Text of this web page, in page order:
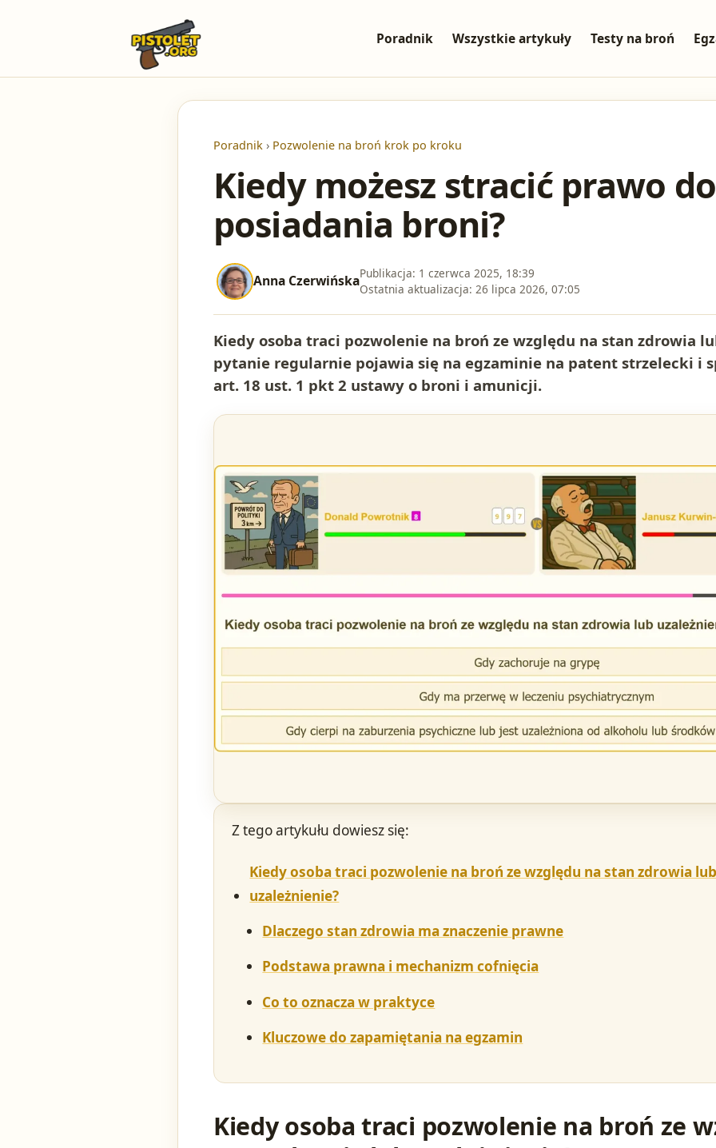
Poradnik Wszystkie artykuły Testy na broń
Poradnik › Pozwolenie na broń krok po kroku
Kiedy możesz stracić prawo do
posiadania broni?
Anna CzerwińskaPublikacja: 1 czerwca 2025, 18:39
Ostatnia aktualizacja: 26 lipca 2026, 07:05
Kiedy osoba traci pozwolenie na broń ze względu na stan zdrowia
pytanie regularnie pojawia się na egzaminie na patent strzelecki i
art. 18 ust. 1 pkt 2 ustawy o broni i amunicji.
Z tego artykułu dowiesz się:
Kiedy osoba traci pozwolenie na broń ze względu na stan zdrowia
uzależnienie?
Dlaczego stan zdrowia ma znaczenie prawne
Podstawa prawna i mechanizm cofnięcia
Co to oznacza w praktyce
Kluczowe do zapamiętania na egzamin
Kiedy osoba traci pozwolenie na broń ze